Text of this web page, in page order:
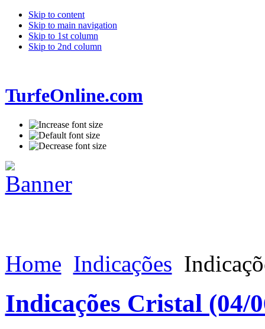
Skip to content
Skip to main navigation
Skip to 1st column
Skip to 2nd column
TurfeOnline.com
Home Indicações
Indicações Cristal (04/